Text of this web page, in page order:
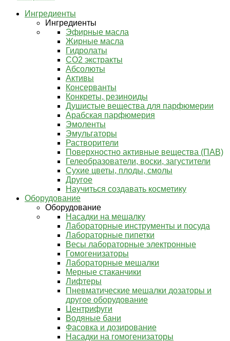
Ингредиенты
Ингредиенты
Эфирные масла
Жирные масла
Гидролаты
СО2 экстракты
Абсолюты
Активы
Консерванты
Конкреты, резиноиды
Душистые вещества для парфюмерии
Арабская парфюмерия
Эмоленты
Эмульгаторы
Растворители
Поверхностно активные вещества (ПАВ)
Гелеобразователи, воски, загустители
Сухие цветы, плоды, смолы
Другое
Научиться создавать косметику
Оборудование
Оборудование
Насадки на мешалку
Лабораторные инструменты и посуда
Лабораторные пипетки
Весы лабораторные электронные
Гомогенизаторы
Лабораторные мешалки
Мерные стаканчики
Лифтеры
Пневматические мешалки дозаторы и
другое оборудование
Центрифуги
Водяные бани
Фасовка и дозирование
Насадки на гомогенизаторы